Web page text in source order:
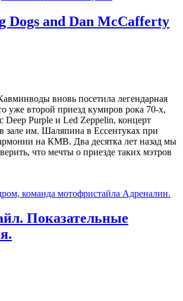
Dogs and Dan McCafferty
вновь посетила легендарная
уже второй приезд кумиров рока 70-х,
Deep Purple и Led Zeppelin, концерт
зале им. Шаляпина в Ессентуках при
на КМВ. Два десятка лет назад мы
что мечты о приезде таких мэтров
Показательные